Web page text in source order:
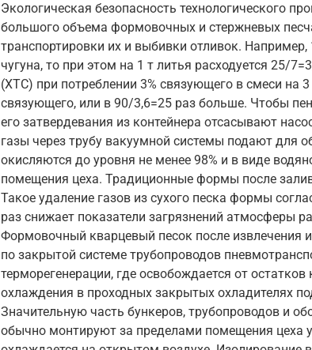
Экологическая безопасность технологического
большого объема формовочных и стержневых
транспортировки их и выбивки отливок.
чугуна, то при этом на 1 т литья расходуется 25/
(ХТС) при потреблении 3% связующего в смеси на
связующего, или в 90/3,6=25 раз больше. Чтобы
его затвердевания из контейнера отсасывают
газы через трубу вакуумной системы подают для
окисляются до уровня не менее 98% и в виде
помещения цеха. Традиционные формы после
Такое удаление газов из сухого песка формы
раз снижает показатели загрязнений атмосферы
Формовочный кварцевый песок после извлечения
по закрытой системе трубопроводов
терморегенерации, где освобождается от
охлаждения в проходных закрытых охладителях
Значительную часть бункеров, трубопроводов и
обычно монтируют за пределами помещения цеха